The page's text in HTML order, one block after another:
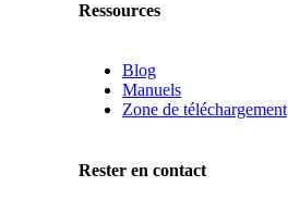
Ressources
Blog
Manuels
Zone de téléchargement
Rester en contact